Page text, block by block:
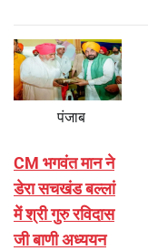
पंजाब
CM भगवंत मान ने
डेरा सचखंड बल्लां
में श्री गुरु रविदास
जी बाणी अध्ययन